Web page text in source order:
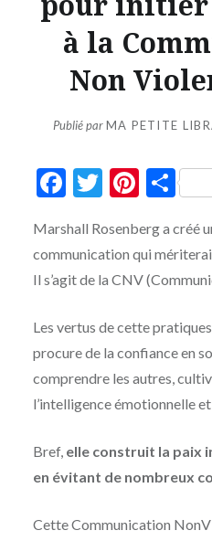
à la
Non
Publié parMA PETITE
Facebook
Twitter
Marshall Rosenberg a créé
communication qui
Il s’agit de la CNV
Les vertus de cette
procure de la confiance en
comprendre les autres,
l’intelligence émotionnelle
Bref, elle construit la paix
en évitant de nombreux
Cette Communication